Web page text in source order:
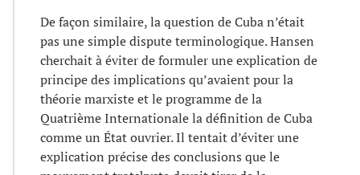
De façon similaire, la question de Cuba n’était
pas une simple dispute terminologique. Hansen
cherchait à éviter de formuler une explication de
principe des implications qu’avaient pour la
théorie marxiste et le programme de la
Quatrième Internationale la définition de Cuba
comme un État ouvrier. Il tentait d’éviter une
explication précise des conclusions que le